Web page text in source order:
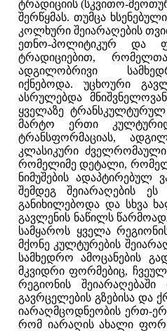
ტრადიციის (სკვითო-
შერწყმას. თუმცა
კოლხური შეიარაღების
ეთნო-პოლიტიკურ და
ტრადიციებით,
ადგილობრივი
იქნებოდა. უცხოური
ასრულებდა
ყველაზე ტრანსკულტურულ
მარტო ერთი
ტრანსფორმაციას,
კლასიკური
რომელიმე დეტალი,
ნიმუშების ადაპტირებულ
შემდეგ შეიარაღების
განიხილებოდა და სხვა
გავლენის ნაწილს
სამყაროს ყველა
მქონე კულტურების
სამხედრო ამოცანების
მკვიდრი ფორმებიც,
რეგიონის
გავრცელების გზებისა და
იარაღმცოდნეობის ერთ-
რომ იარაღის ახალი